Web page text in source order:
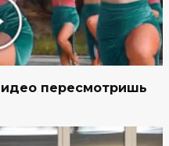
пересмотришь